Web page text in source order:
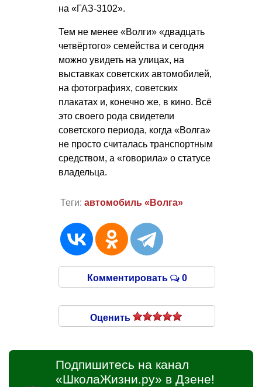
на «ГАЗ-3102».
Тем не менее «Волги» «двадцать
четвёртого» семейства и сегодня
можно увидеть на улицах, на
выставках советских автомобилей,
на фотографиях, советских
плакатах и, конечно же, в кино. Всё
это своего рода свидетели
советского периода, когда «Волга»
не просто считалась транспортным
средством, а «говорила» о статусе
владельца.
Теги: автомобиль «Волга»
Комментировать 0
Оценить
Подпишитесь на канал
«ШколаЖизни.ру» в Дзене!